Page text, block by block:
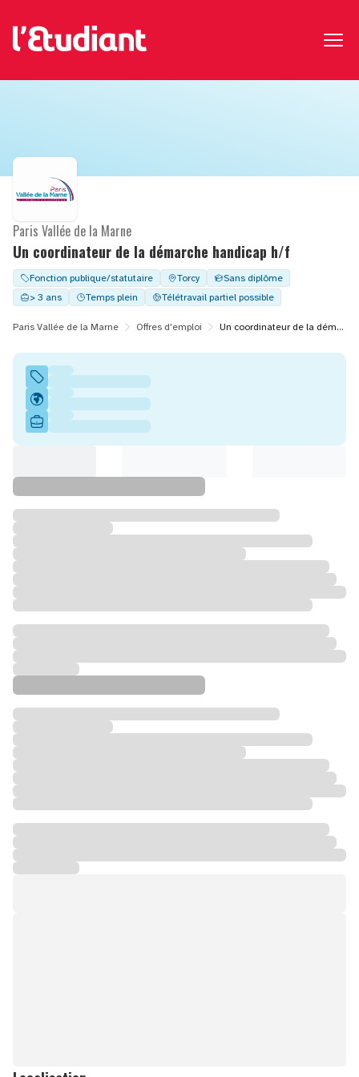
Un coordinateur de la démarche handicap h/f
Paris Vallée de la Marne
Fonction publique/statutaire Torcy
Sans diplôme
> 3 ans
Temps plein Télétravail partiel possible
Paris Vallée de la Marne Offres d'emploi Un coordinateur de la démarche handicap h/f